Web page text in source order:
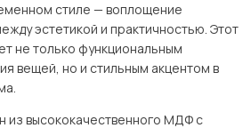
стиле — воплощение
эстетикой и практичностью. Этот
не только функциональным
вещей, но и стильным акцентом в
из высококачественного МДФ с